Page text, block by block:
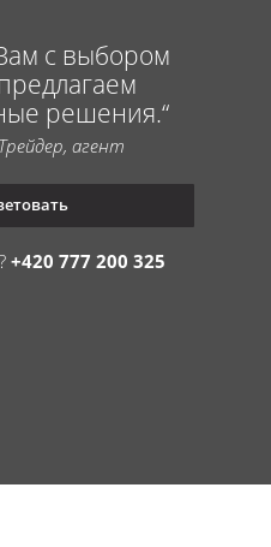
с выбором
решения.
Трейдер, агент
+420 777 200 325